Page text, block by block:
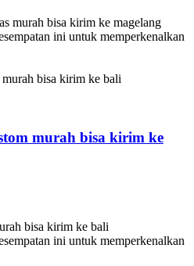
murah bisa kirim ke magelang
ini untuk memperkenalkan
murah bisa kirim ke
bisa kirim ke bali
ini untuk memperkenalkan